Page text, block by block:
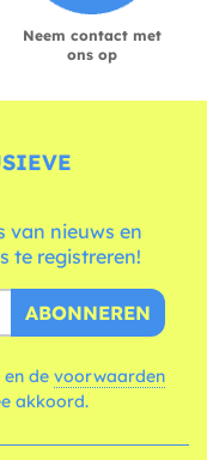
Neem contact met
ons op
van nieuws en
te registreren!
ABONNEREN
de voorwaarden
akkoord.